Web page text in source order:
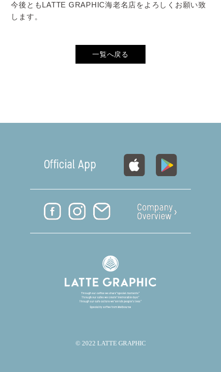
今後ともLATTE GRAPHIC海老名店をよろしくお願い致
します。
一覧へ戻る
© 2022 LATTE GRAPHIC